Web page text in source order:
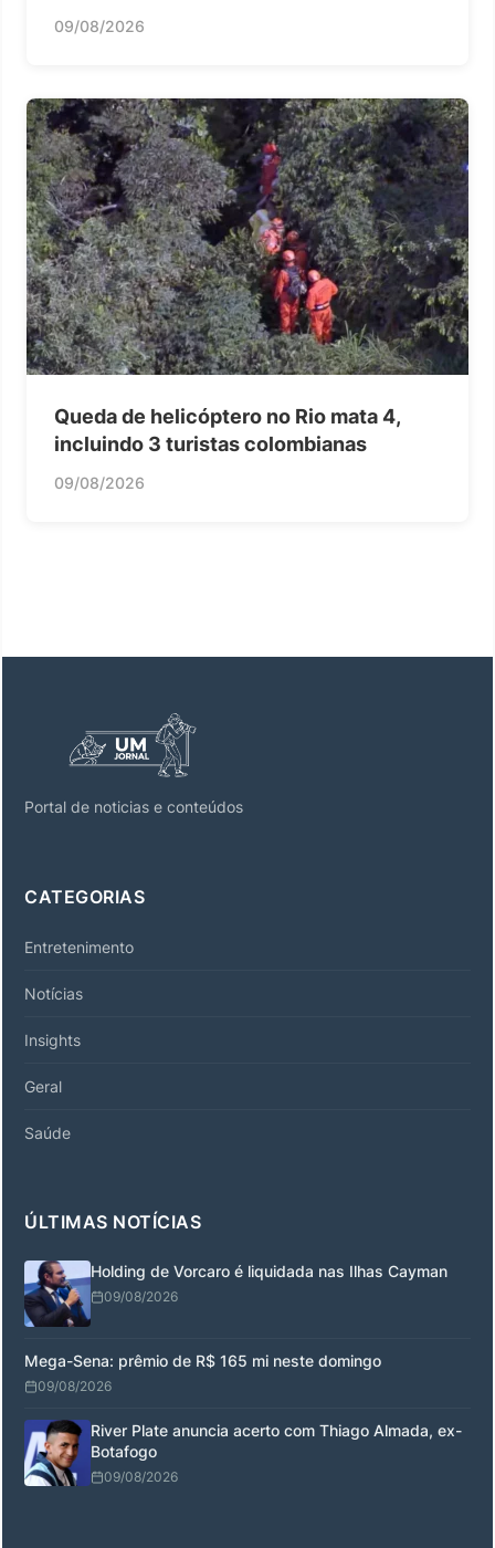
09/08/2026
Queda de helicóptero no Rio mata 4,
incluindo 3 turistas colombianas
09/08/2026
Portal de noticias e conteúdos
CATEGORIAS
Entretenimento
Notícias
Insights
Geral
Saúde
ÚLTIMAS NOTÍCIAS
Holding de Vorcaro é liquidada nas Ilhas Cayman
09/08/2026
Mega-Sena: prêmio de R$ 165 mi neste domingo
09/08/2026
River Plate anuncia acerto com Thiago Almada, ex-
Botafogo
09/08/2026